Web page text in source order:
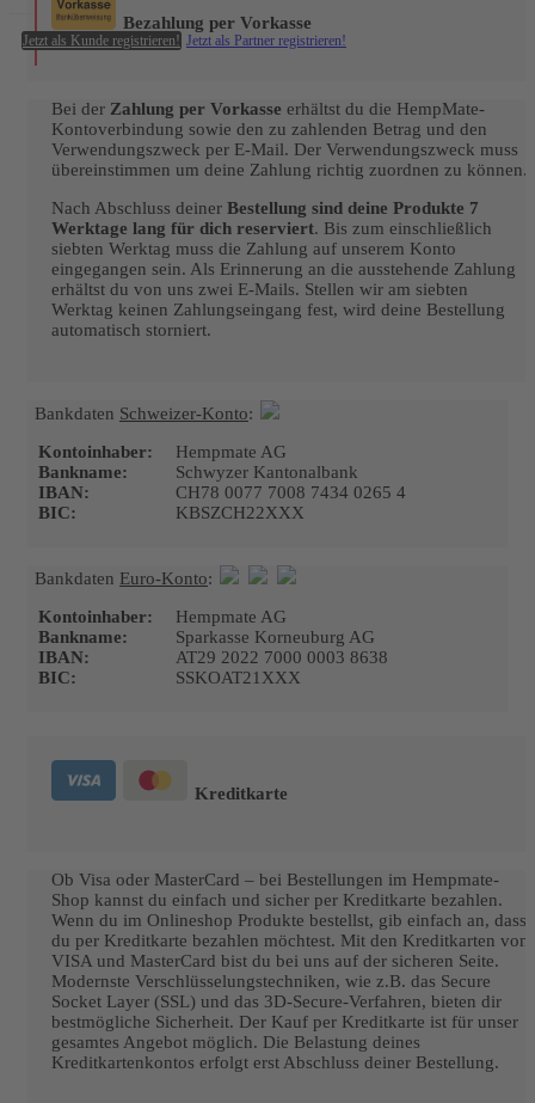
Jetzt als Kunde registrieren! Jetzt als Partner registrieren!
Bezahlung per Vorkasse
Bei der Zahlung per Vorkasse erhältst du die HempMate-
Kontoverbindung sowie den zu zahlenden Betrag und den
Verwendungszweck per E-Mail. Der Verwendungszweck muss
übereinstimmen um deine Zahlung richtig zuordnen zu können.
Nach Abschluss deiner Bestellung sind deine Produkte 7
Werktage lang für dich reserviert. Bis zum einschließlich
siebten Werktag muss die Zahlung auf unserem Konto
eingegangen sein. Als Erinnerung an die ausstehende Zahlung
erhältst du von uns zwei E-Mails. Stellen wir am siebten
Werktag keinen Zahlungseingang fest, wird deine Bestellung
automatisch storniert.
Bankdaten Schweizer-Konto:
Kontoinhaber:
Hempmate AG
Bankname:
Schwyzer Kantonalbank
IBAN:
CH78 0077 7008 7434 0265 4
BIC:
KBSZCH22XXX
Bankdaten Euro-Konto:
Kontoinhaber:
Hempmate AG
Bankname:
Sparkasse Korneuburg AG
IBAN:
AT29 2022 7000 0003 8638
BIC:
SSKOAT21XXX
Kreditkarte
Ob Visa oder MasterCard – bei Bestellungen im Hempmate-
Shop kannst du einfach und sicher per Kreditkarte bezahlen.
Wenn du im Onlineshop Produkte bestellst, gib einfach an, dass
du per Kreditkarte bezahlen möchtest. Mit den Kreditkarten von
VISA und MasterCard bist du bei uns auf der sicheren Seite.
Modernste Verschlüsselungstechniken, wie z.B. das Secure
Socket Layer (SSL) und das 3D-Secure-Verfahren, bieten dir
bestmögliche Sicherheit. Der Kauf per Kreditkarte ist für unser
gesamtes Angebot möglich. Die Belastung deines
Kreditkartenkontos erfolgt erst Abschluss deiner Bestellung.